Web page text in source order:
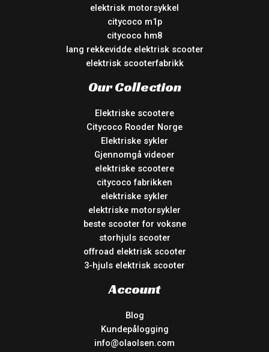
elektrisk motorsykkel
citycoco m1p
citycoco hm8
lang rekkevidde elektrisk scooter
elektrisk scooterfabrikk
Our Collection
Elektriske scootere
Citycoco Rooder Norge
Elektriske sykler
Gjennomgå videoer
elektriske scootere
citycoco fabrikken
elektriske sykler
elektriske motorsykler
beste scooter for voksne
storhjuls scooter
offroad elektrisk scooter
3-hjuls elektrisk scooter
Account
Blog
Kundepålogging
info@olaolsen.com